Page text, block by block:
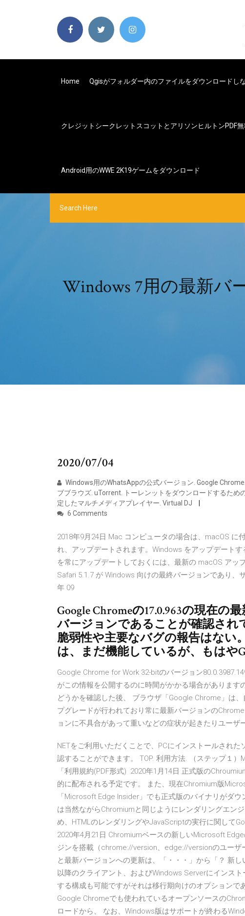
Home Qgisがフォルダー内のファイルをダウンロードし
クレジットシークレットスコットとアリソンヒルトンPDF
Android用のWWE 2K19ゲームをダウンロード
Windows 7用の最新バ
2020/07/04
Windows用のWhatsAppの公式バージョン. Google
ブブラウズ. uTorrent. トーレンットをダウンロードするため
定したマルチメディアプレイヤー. Virtual DJ
6 Comments
2018年9月24日 Mac コンピュータの場合は、macOS に
れ、アップデートされます。Windows をアップデート
を常にアップデートしておくには、最新の macOS アッ
Safari 5.1.7 が Windows 向けの最終バージョンであり、
年 09
Google Chromeの17.0.963の現在の
バージョンであることが確認さ
脆弱性や主要なバグの報告はない
は、まだ機能しているが、もはや
Google Chrome for Work 32-bitのバージョン
がこの情報を公開するのに時間がかかる場合がありま
どうかを確認した後、 ブラウザ「Google Chrome」は
プグレードが行われており常に最新バージョンの
ョンに不具合があって重いなどの症状が起きたりユー
NETをご利用いただくことで、PCにインストールされ
認することができます。 TOP. 利用方法. （ステップ１
「利用規約(PDF形式) 2020年1月14日 正式版の
的に配布される予定です。 また、現在Chromium版
「Microsoft Edge Insider」でも正式版のバイナリがダ
は当然ながらChromiumと同じようにレンダリングエン
め、HTMLのレンダリングやJavaScriptの実行に関して
2020年4月21日 Chromiumベースの新しいMicrosoft
ジンを搭載（chrome://version、edge://versionのユー
と最新バージョンへの更新は、「・・・」から「？ 新
以降のクライアント、およびWindows Serverにインス
する構成も可能ですがそれは移行期向けのオプションで
Google Chromeでも使われているオープンソースの
ロードから、 なお、Windows版はサポートが終わる